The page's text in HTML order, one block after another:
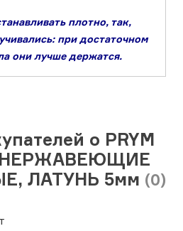
плотно, так,
при достаточном
они лучше держатся.
о PRYM
ЛАТУНЬ 5мм (0)